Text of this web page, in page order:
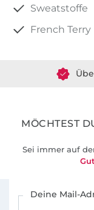
Sweatstoffe
French Terry
MÖCHTEST
Sei immer auf
Deine Mail-